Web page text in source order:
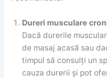
Dureri musculare
Dacă durerile
de masaj acasă sau
timpul să consulți un
cauza durerii și pot